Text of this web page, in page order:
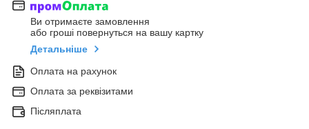
Ви отримаєте замовлення
або гроші повернуться на вашу картку
Детальніше
Оплата на рахунок
Оплата за реквізитами
Післяплата